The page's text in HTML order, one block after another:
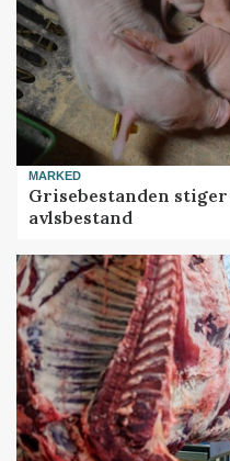
MARKED
Grisebestanden
avlsbestand